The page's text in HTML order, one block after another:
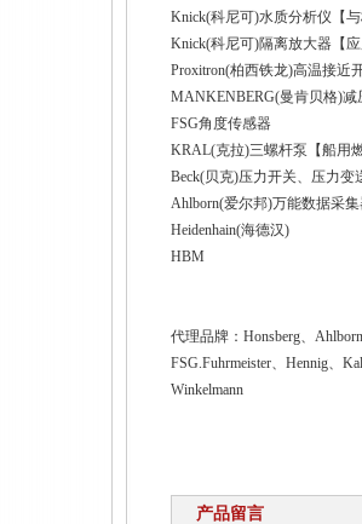
Knick(科尼可)水质分析仪【
Knick(科尼可)隔离放大器【
Proxitron(柏西铁龙)高温接近
MANKENBERG(曼肯贝格)
FSG角度传感器
KRAL(克拉)三螺杆泵【船用
Beck(贝克)压力开关、压力变
Ahlborn(爱尔邦)万能数据采
Heidenhain(海德汉)
HBM
代理品牌：Honsberg、
FSG.Fuhrmeister、Hennig、
Winkelmann
产品留言